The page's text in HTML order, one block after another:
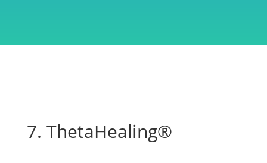
7. ThetaHealing®